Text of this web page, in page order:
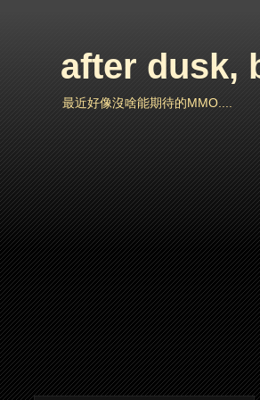
after dusk,
最近好像沒啥能期待的MMO....